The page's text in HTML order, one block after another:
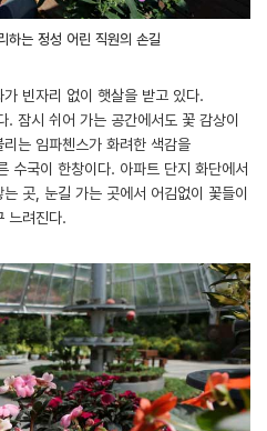
하는 정성 어린 직원의 손길
빈자리 없이 햇살을 받고 있다.
잠시 쉬어 가는 공간에서도 꽃 감상이
는 임파첸스가 화려한 색감을
수국이 한창이다. 아파트 단지 화단에서
곳, 눈길 가는 곳에서 어김없이 꽃들이
느려진다.